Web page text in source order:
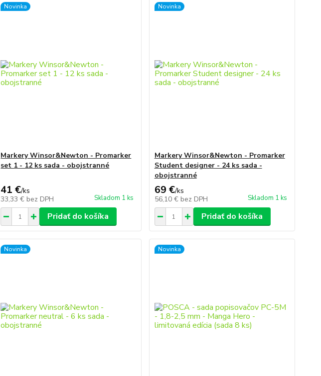
Novinka
Markery Winsor&Newton - Promarker
set 1 - 12 ks sada - obojstranné
41 €/ks
33,33 € bez DPH Skladom 1 ks
Pridať do košíka
Novinka
Markery Winsor&Newton - Promarker
Student designer - 24 ks sada -
obojstranné
69 €/ks
56,10 € bez DPH Skladom 1 ks
Pridať do košíka
Novinka Novinka